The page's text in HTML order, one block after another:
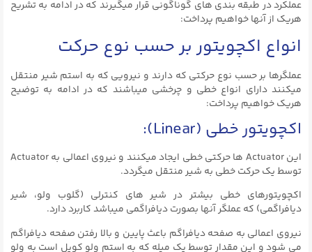
عملکرد در طبقه بندی های گوناگونی قرار میگیرند که در ادامه به تشریح
هریک از آنها خواهیم پرداخت:
انواع اکچویتور بر حسب نوع حرکت
عملگرها بر حسب نوع حرکتی که دارند و نیرویی که به استم شیر منتقل
میکنند دارای انواع خطی و چرخشی میباشند که در ادامه به توضیح
هریک خواهیم پرداخت:
اکچویتور خطی (Linear):
این Actuator ها حرکتی خطی ایجاد میکنند و نیروی اعمالی به Actuator
توسط یک حرکت خطی به شیر منتقل میگردد.
اکچویتورهای خطی بیشتر در شیر های کنترلی (گلوب ولو، شیر
دیافراگمی) که عملگر آنها بصورت دیافراگمی میباشد کاربرد دارد.
نیروی اعمالی به صفحه دیافراگم باعث پایین و بالا رفتن صفحه دیافراگم
می شود و این مقدار توسط یک میله که به استم ولو کوپل است به ولو